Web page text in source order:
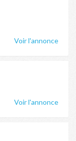
Voir l'annonce
Voir l'annonce